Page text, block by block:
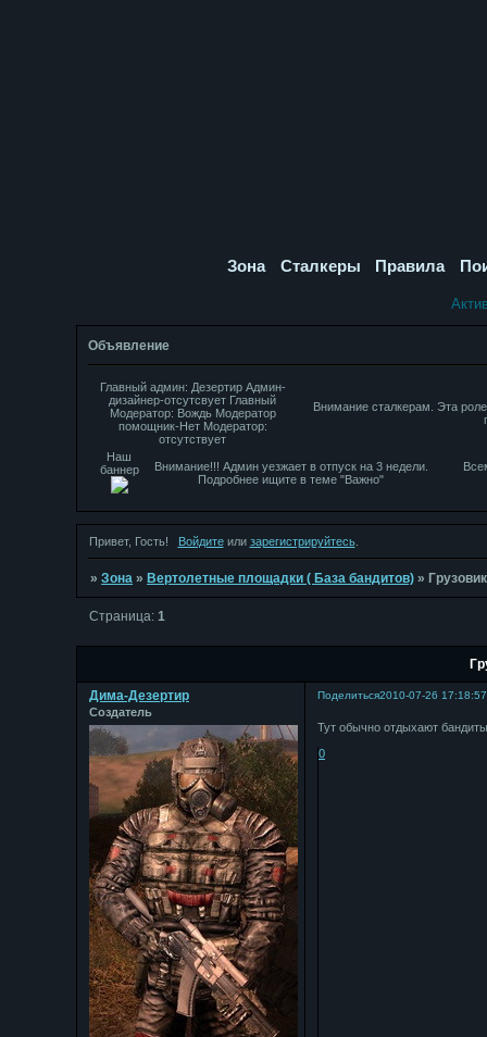
Зона Сталкеры Правила
Объявление
Главный админ: Дезертир Админ-
дизайнер-отсутсвует Главный
Модератор: Вождь Модератор
помощник-Нет Модератор:
отсутствует
Внимание сталкерам. Эта
Наш
баннер
Внимание!!! Админ уезжает в отпуск на 3 недели.
Подробнее ищите в теме "Важно"
Привет, Гость! Войдитеили зарегистрируйтесь.
»Зона »Вертолетные площадки ( База бандитов) »Грузовик
Страница:1
Поделиться2010-07-26 17:18:57
Дима-Дезертир
Создатель
Тут обычно отдыхают
0